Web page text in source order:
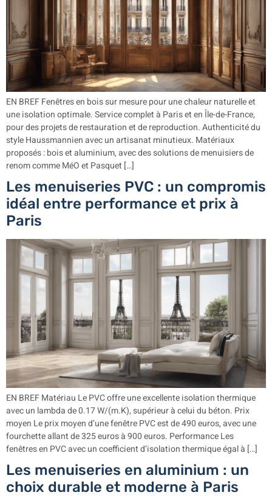
EN BREF Fenêtres en bois sur mesure pour une chaleur naturelle et
une isolation optimale. Service complet à Paris et en Île-de-France,
pour des projets de restauration et de reproduction. Authenticité du
style Haussmannien avec un artisanat minutieux. Matériaux
proposés : bois et aluminium, avec des solutions de menuisiers de
renom comme MéO et Pasquet […]
Les menuiseries PVC : un compromis
idéal entre performance et prix à
Paris
EN BREF Matériau Le PVC offre une excellente isolation thermique
avec un lambda de 0.17 W/(m.K), supérieur à celui du béton. Prix
moyen Le prix moyen d’une fenêtre PVC est de 490 euros, avec une
fourchette allant de 325 euros à 900 euros. Performance Les
fenêtres en PVC avec un coefficient d’isolation thermique égal à […]
Les menuiseries en aluminium : un
choix durable et moderne à Paris